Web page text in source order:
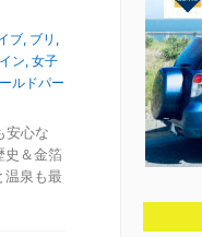
ブ, ブリ ,
ン, 女子
ルドパー
安心な
史＆金箔
温泉も最